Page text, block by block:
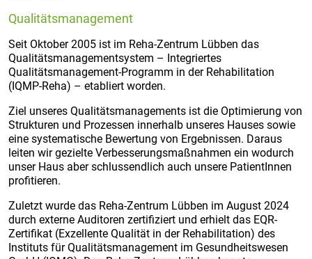
Qualitätsmanagement
Seit Oktober 2005 ist im Reha-Zentrum Lübben das
Qualitätsmanagementsystem – Integriertes
Qualitätsmanagement-Programm in der Rehabilitation
(IQMP-Reha) – etabliert worden.
Ziel unseres Qualitätsmanagements ist die Optimierung von
Strukturen und Prozessen innerhalb unseres Hauses sowie
eine systematische Bewertung von Ergebnissen. Daraus
leiten wir gezielte Verbesserungsmaßnahmen ein wodurch
unser Haus aber schlussendlich auch unsere PatientInnen
profitieren.
Zuletzt wurde das Reha-Zentrum Lübben im August 2024
durch externe Auditoren zertifiziert und erhielt das EQR-
Zertifikat (Exzellente Qualität in der Rehabilitation) des
Instituts für Qualitätsmanagement im Gesundheitswesen